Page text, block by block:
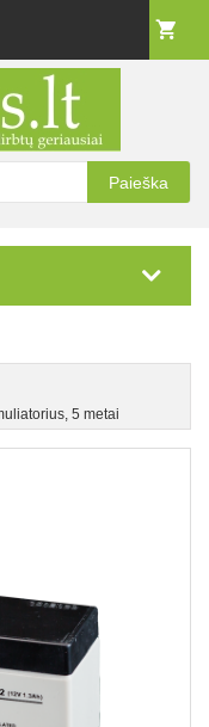
Paieška
5 metai